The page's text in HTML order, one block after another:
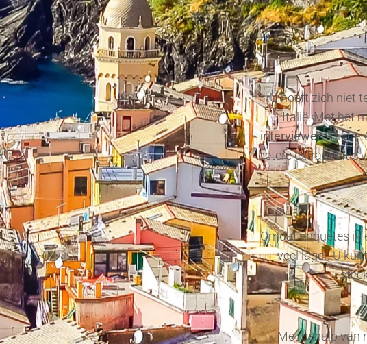
U hoeft zich niet
Italië. Met het
interviewen. Dit
betere extrapolatie
Omdat enquêtes in
veel lager. U
Met behulp van